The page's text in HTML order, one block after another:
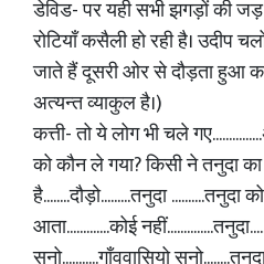
डेविड- पर यही सभी झगड़ों की जड़
रोटियाँ कसैली हो रही है। उदीप
जाते हैं दूसरी ओर से दौड़ता हुआ
अत्यन्त व्याकुल है।)
कत्ती- तो ये लोग भी चले
को कौन ले गया? किसी ने तनुदा
है........दौड़ो.........तनुदा ..........तनुदा
आता.............कोई